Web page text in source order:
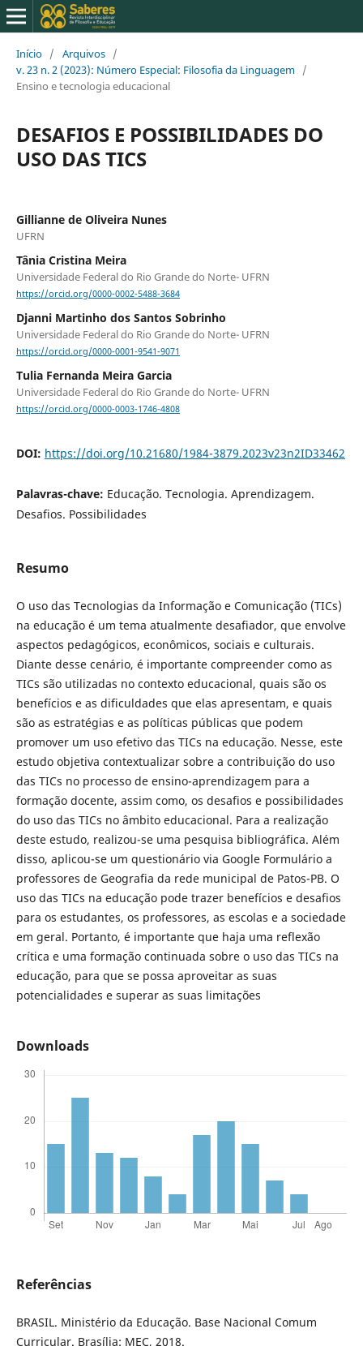
Início / Arquivos /
v. 23 n. 2 (2023): Número Especial: Filosofia da Linguagem /
Ensino e tecnologia educacional
DESAFIOS E POSSIBILIDADES DO
USO DAS TICS
Gillianne de Oliveira Nunes
UFRN
Tânia Cristina Meira
Universidade Federal do Rio Grande do Norte- UFRN
https://orcid.org/0000-0002-5488-3684
Djanni Martinho dos Santos Sobrinho
Universidade Federal do Rio Grande do Norte- UFRN
https://orcid.org/0000-0001-9541-9071
Tulia Fernanda Meira Garcia
Universidade Federal do Rio Grande do Norte- UFRN
https://orcid.org/0000-0003-1746-4808
DOI: https://doi.org/10.21680/1984-3879.2023v23n2ID33462
Palavras-chave: Educação. Tecnologia. Aprendizagem.
Desafios. Possibilidades
Resumo
O uso das Tecnologias da Informação e Comunicação (TICs)
na educação é um tema atualmente desafiador, que envolve
aspectos pedagógicos, econômicos, sociais e culturais.
Diante desse cenário, é importante compreender como as
TICs são utilizadas no contexto educacional, quais são os
benefícios e as dificuldades que elas apresentam, e quais
são as estratégias e as políticas públicas que podem
promover um uso efetivo das TICs na educação. Nesse, este
estudo objetiva contextualizar sobre a contribuição do uso
das TICs no processo de ensino-aprendizagem para a
formação docente, assim como, os desafios e possibilidades
do uso das TICs no âmbito educacional. Para a realização
deste estudo, realizou-se uma pesquisa bibliográfica. Além
disso, aplicou-se um questionário via Google Formulário a
professores de Geografia da rede municipal de Patos-PB. O
uso das TICs na educação pode trazer benefícios e desafios
para os estudantes, os professores, as escolas e a sociedade
em geral. Portanto, é importante que haja uma reflexão
crítica e uma formação continuada sobre o uso das TICs na
educação, para que se possa aproveitar as suas
potencialidades e superar as suas limitações
Downloads
Referências
BRASIL. Ministério da Educação. Base Nacional Comum
Curricular. Brasília: MEC, 2018.